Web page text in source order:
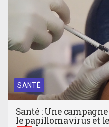
SANTÉ
Santé : Une
le papillomavirus et